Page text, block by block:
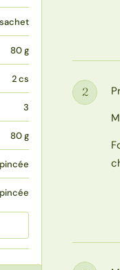
sachet
80 g
2 cs
3
80 g
Étape
2